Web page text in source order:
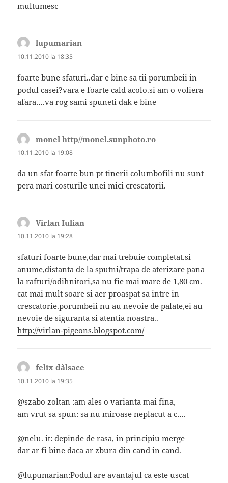
multumesc
lupumarian
10.11.2010 la 18:35
foarte bune sfaturi..dar e bine sa tii porumbeii in
podul casei?vara e foarte cald acolo.si am o voliera
afara….va rog sami spuneti dak e bine
monel http//monel.sunphoto.ro
10.11.2010 la 19:08
da un sfat foarte bun pt tinerii columbofili nu sunt
pera mari costurile unei mici crescatorii.
Virlan Iulian
10.11.2010 la 19:28
sfaturi foarte bune,dar mai trebuie completat.si
anume,distanta de la sputni/trapa de aterizare pana
la rafturi/odihnitori,sa nu fie mai mare de 1,80 cm.
cat mai mult soare si aer proaspat sa intre in
crescatorie.porumbeii nu au nevoie de palate,ei au
nevoie de siguranta si atentia noastra..
http://virlan-pigeons.blogspot.com/
felix d`alsace
10.11.2010 la 19:35
@szabo zoltan :am ales o varianta mai fina,
am vrut sa spun: sa nu miroase neplacut a c….
@nelu. it: depinde de rasa, in principiu merge
dar ar fi bine daca ar zbura din cand in cand.
@lupumarian:Podul are avantajul ca este uscat